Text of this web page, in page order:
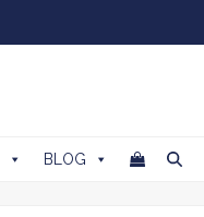
BLOG